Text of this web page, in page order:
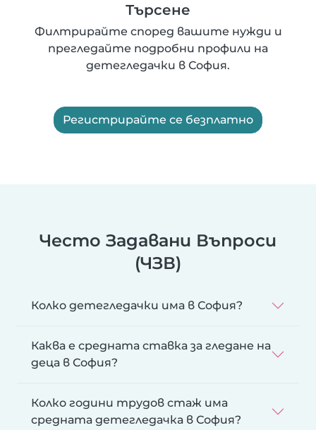
Търсене
Филтрирайте според вашите нужди и
прегледайте подробни профили на
детегледачки в София.
Регистрирайте се безплатно
Често Задавани Въпроси
(ЧЗВ)
Колко детегледачки има в София?
Каква е средната ставка за гледане на
деца в София?
Колко години трудов стаж има
средната детегледачка в София?